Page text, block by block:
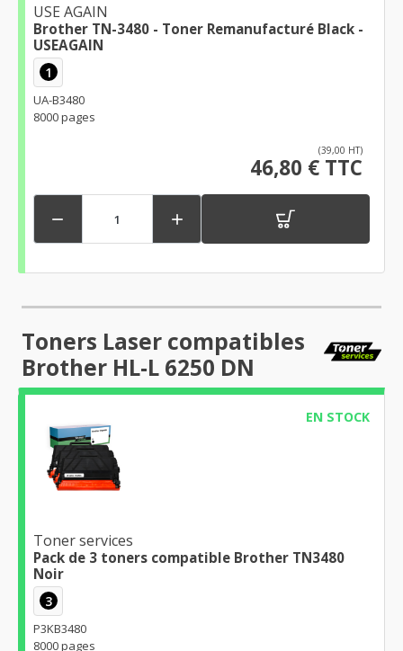
USE AGAIN
Brother TN-3480 - Toner Remanufacturé Black -
USEAGAIN
1
UA-B3480
8000 pages
(39,00 HT)
46,80 € TTC
 
Toners Laser compatibles
Brother HL-L 6250 DN
EN STOCK
Toner services
Pack de 3 toners compatible Brother TN3480
Noir
3
P3KB3480
8000 pages